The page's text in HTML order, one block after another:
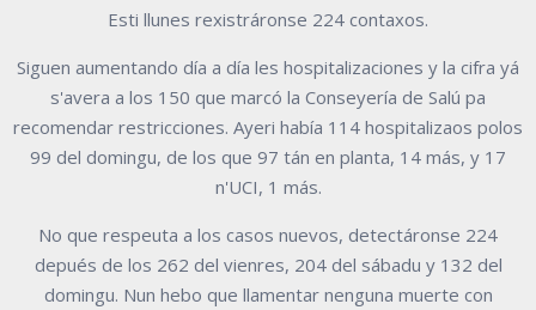
Esti llunes rexistráronse 224 contaxos.
Siguen aumentando día a día les hospitalizaciones y la cifra yá
s'avera a los 150 que marcó la Conseyería de Salú pa
recomendar restricciones. Ayeri había 114 hospitalizaos polos
99 del domingu, de los que 97 tán en planta, 14 más, y 17
n'UCI, 1 más.
No que respeuta a los casos nuevos, detectáronse 224
depués de los 262 del vienres, 204 del sábadu y 132 del
domingu. Nun hebo que llamentar nenguna muerte con